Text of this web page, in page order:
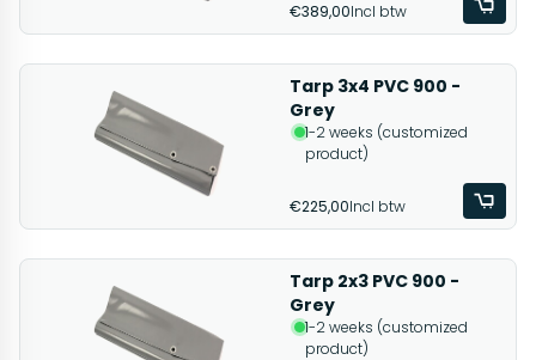
€389,00Incl btw
Tarp 3x4 PVC 900 -
Grey
1-2 weeks (customized
product)
€225,00Incl btw
Tarp 2x3 PVC 900 -
Grey
1-2 weeks (customized
product)